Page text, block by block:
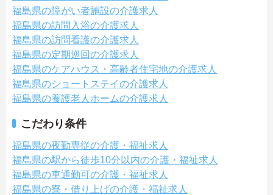
福島県の障がい者施設の介護求人
福島県の訪問入浴の介護求人
福島県の訪問看護の介護求人
福島県の定期巡回の介護求人
福島県のケアハウス・高齢者住宅地の介護求人
福島県のショートステイの介護求人
福島県の養護老人ホームの介護求人
こだわり条件
福島県の夜勤専従の介護・福祉求人
福島県の駅から徒歩10分以内の介護・福祉求人
福島県の車通勤可の介護・福祉求人
福島県の寮・借り上げの介護・福祉求人